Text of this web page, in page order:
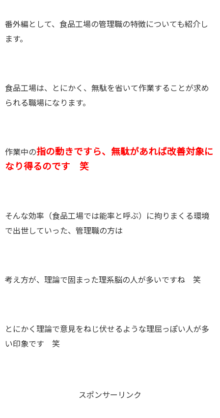
番外編として、食品工場の管理職の特徴についても紹介し
ます。
食品工場は、とにかく、無駄を省いて作業することが求め
られる職場になります。
作業中の指の動きですら、無駄があれば改善対象に
なり得るのです 笑
そんな効率（食品工場では能率と呼ぶ）に拘りまくる環境
で出世していった、管理職の方は
考え方が、理論で固まった理系脳の人が多いですね 笑
とにかく理論で意見をねじ伏せるような理屈っぽい人が多
い印象です 笑
スポンサーリンク